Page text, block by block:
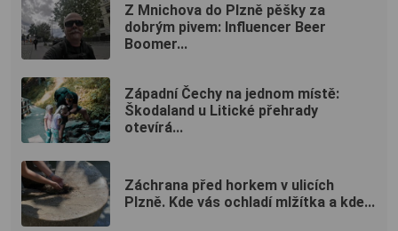
Z Mnichova do Plzně pěšky za
dobrým pivem: Influencer Beer
Boomer...
Západní Čechy na jednom místě:
Škodaland u Litické přehrady
otevírá...
Záchrana před horkem v ulicích
Plzně. Kde vás ochladí mlžítka a kde...